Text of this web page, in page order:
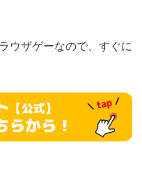
ウザゲーなので、すぐに